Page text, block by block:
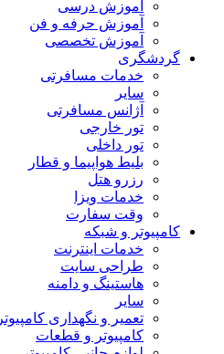
آموزش درسی
آموزش حرفه و فن
آموزش تخصصی
گردشگری
خدمات مسافرتی
سایر
آژانس مسافرتی
تور خارجی
تور داخلی
بلیط هواپیما و قطار
رزرو هتل
خدمات ویزا
وقت سفارت
کامپیوتر و شبکه
خدمات اینترنت
طراحی سایت
هاستینگ و دامنه
سایر
تعمیر و نگهداری کامپیوتر
کامپیوتر و قطعات